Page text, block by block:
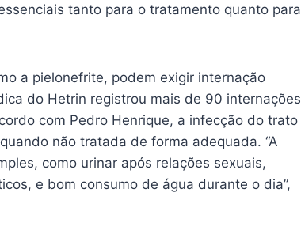
tanto para o tratamento quanto para
a pielonefrite, podem exigir internação
do Hetrin registrou mais de 90 internações
com Pedro Henrique, a infecção do trato
não tratada de forma adequada. “A
como urinar após relações sexuais,
e bom consumo de água durante o dia”,